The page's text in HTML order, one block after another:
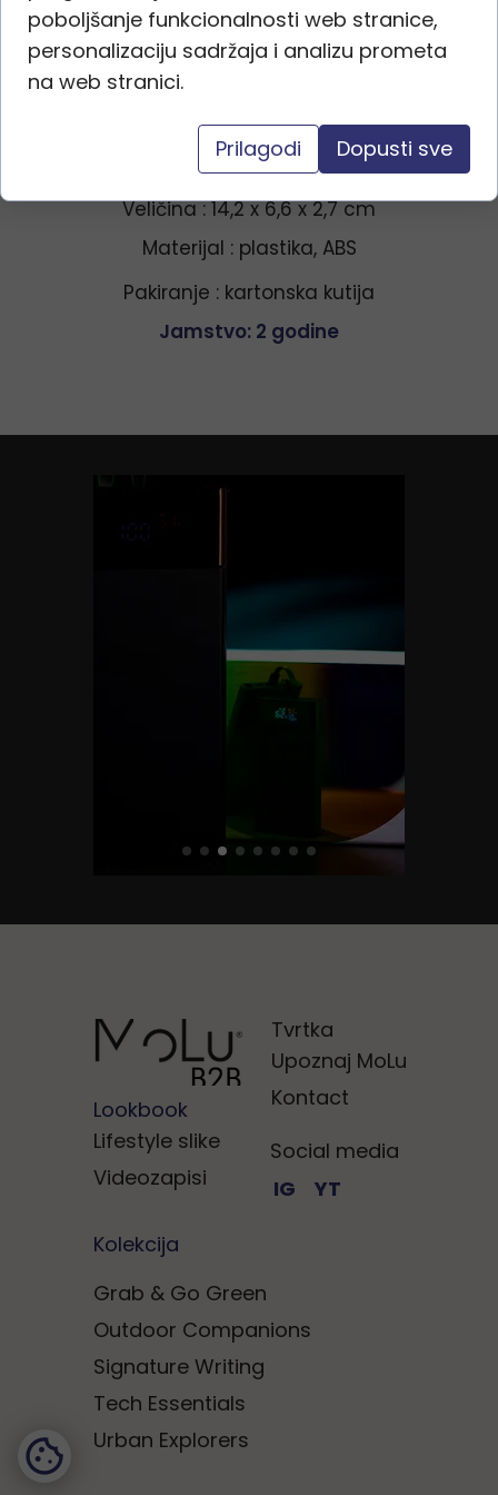
Specifikacija
SKU : 3982
Veličina : 14,2 x 6,6 x 2,7 cm
Materijal : plastika, ABS
Pakiranje : kartonska kutija
Jamstvo: 2 godine
važne informacije na prvi
pogled.
Social media
YT
IG
Lookbook
Lifestyle slike
Videozapisi
Tvrtka
Upoznaj MoLu
Kontact
Kolekcija
Grab & Go Green
Outdoor Companions
Signature Writing
Tech Essentials
Urban Explorers
poboljšanje funkcionalnosti web stranice,
personalizaciju sadržaja i analizu prometa
na web stranici.
Prilagodi Dopusti sve